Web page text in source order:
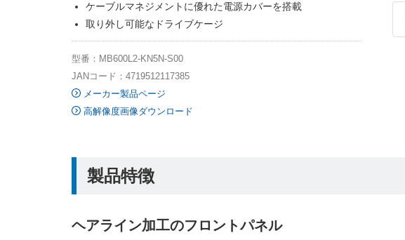
ケーブルマネジメントに優れた電源カバーを搭載
取り外し可能なドライブケージ
型番：MB600L2-KN5N-S00
JANコード：4719512117385
メーカー製品ページ
高解像度画像ダウンロード
製品特徴
ヘアライン加工のフロントパネル